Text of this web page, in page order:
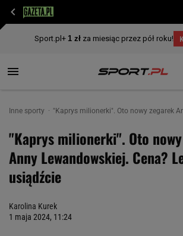
Inne sporty "Kaprys milionerki". Oto nowy zegarek
"Kaprys milionerki". Oto
Anny Lewandowskiej. Cena?
usiądźcie
Karolina Kurek
1 maja 2024, 11:24